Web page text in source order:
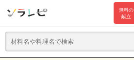
無料の
献立